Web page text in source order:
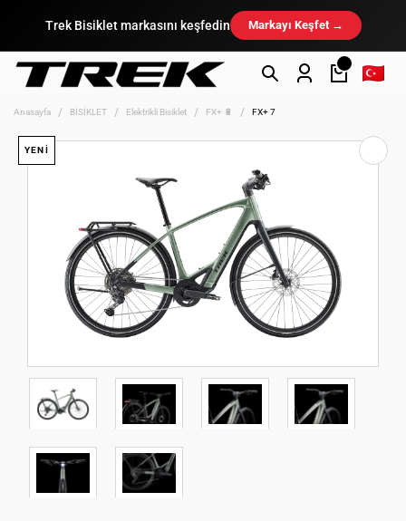
Trek Bisiklet markasını keşfedin Markayı Keşfet →
Anasayfa BİSİKLET Elektrikli Bisiklet FX+ 🔋 FX+ 7
YENİ